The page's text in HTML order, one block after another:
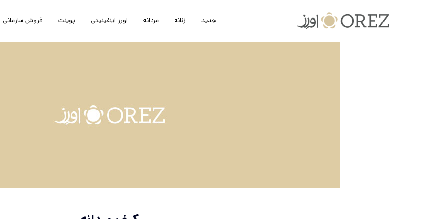
جدید زنانه مردانه اورز اینفینیتی پوینت فروش سازمانی